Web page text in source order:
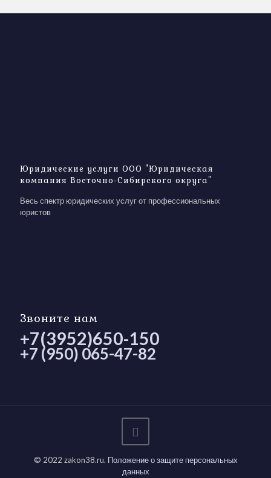
Юридические услуги ООО "Юридическая
компания Восточно-Сибирского округа"
Весь спектр юридических услуг от профессиональных
юристов
Звоните нам
+7(3952)650-150
+7 (950) 065-47-82
© 2022 zakon38.ru. Положение о защите персональных
данных